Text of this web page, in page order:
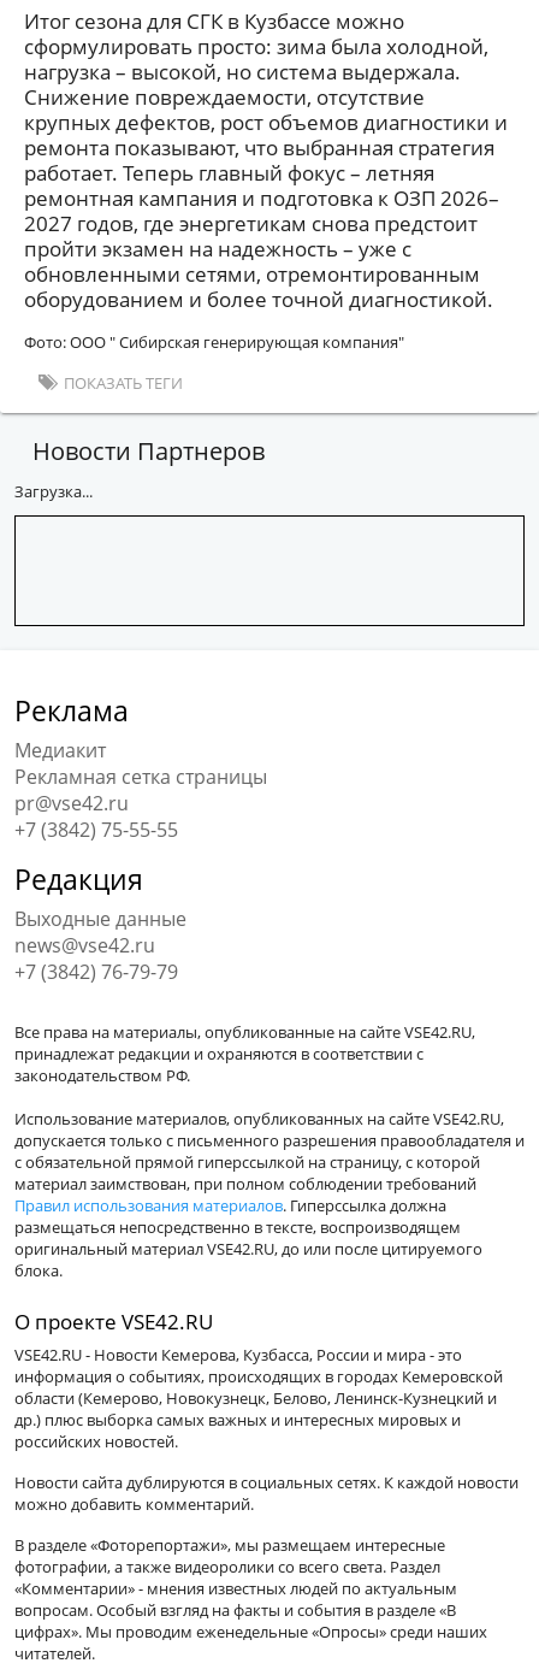
Итог сезона для СГК в Кузбассе можно
сформулировать просто: зима была холодной,
нагрузка – высокой, но система выдержала.
Снижение повреждаемости, отсутствие
крупных дефектов, рост объемов диагностики и
ремонта показывают, что выбранная стратегия
работает. Теперь главный фокус – летняя
ремонтная кампания и подготовка к ОЗП 2026–
2027 годов, где энергетикам снова предстоит
пройти экзамен на надежность – уже с
обновленными сетями, отремонтированным
оборудованием и более точной диагностикой.
Фото: OOO " Сибирская генерирующая компания"
ПОКАЗАТЬ ТЕГИ
Новости Партнеров
Загрузка...
Реклама
Медиакит
Рекламная сетка страницы
pr@vse42.ru
+7 (3842) 75-55-55
Редакция
Выходные данные
news@vse42.ru
+7 (3842) 76-79-79
Все права на материалы, опубликованные на сайте VSE42.RU,
принадлежат редакции и охраняются в соответствии с
законодательством РФ.
Использование материалов, опубликованных на сайте VSE42.RU,
допускается только с письменного разрешения правообладателя и
с обязательной прямой гиперссылкой на страницу, с которой
материал заимствован, при полном соблюдении требований
Правил использования материалов. Гиперссылка должна
размещаться непосредственно в тексте, воспроизводящем
оригинальный материал VSE42.RU, до или после цитируемого
блока.
О проекте VSE42.RU
VSE42.RU - Новости Кемерова, Кузбасса, России и мира - это
информация о событиях, происходящих в городах Кемеровской
области (Кемерово, Новокузнецк, Белово, Ленинск-Кузнецкий и
др.) плюс выборка самых важных и интересных мировых и
российских новостей.
Новости сайта дублируются в социальных сетях. К каждой новости
можно добавить комментарий.
В разделе «Фоторепортажи», мы размещаем интересные
фотографии, а также видеоролики со всего света. Раздел
«Комментарии» - мнения известных людей по актуальным
вопросам. Особый взгляд на факты и события в разделе «В
цифрах». Мы проводим еженедельные «Опросы» среди наших
читателей.